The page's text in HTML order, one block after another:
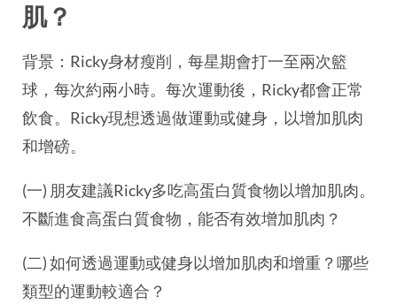
肌？
背景：Ricky身材瘦削，每星期會打一至兩次籃
球，每次約兩小時。每次運動後，Ricky都會正常
飲食。Ricky現想透過做運動或健身，以增加肌肉
和增磅。
(一) 朋友建議Ricky多吃高蛋白質食物以增加肌肉。
不斷進食高蛋白質食物，能否有效增加肌肉？
(二) 如何透過運動或健身以增加肌肉和增重？哪些
類型的運動較適合？